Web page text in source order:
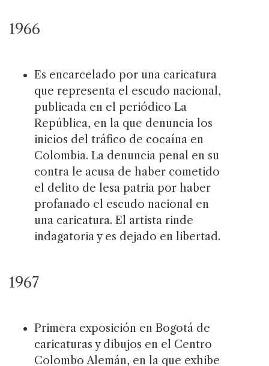
1966
Es encarcelado por una caricatura
que representa el escudo nacional,
publicada en el periódico La
República, en la que denuncia los
inicios del tráfico de cocaína en
Colombia. La denuncia penal en su
contra le acusa de haber cometido
el delito de lesa patria por haber
profanado el escudo nacional en
una caricatura. El artista rinde
indagatoria y es dejado en libertad.
1967
Primera exposición en Bogotá de
caricaturas y dibujos en el Centro
Colombo Alemán, en la que exhibe